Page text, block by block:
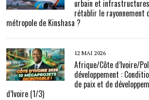
urbain et
rétablir le rayonnement
métropole de Kinshasa ?
12 MAI 2026
Afrique/Côte d’Ivoire/
développement :
de paix et de
d’Ivoire (1/3)